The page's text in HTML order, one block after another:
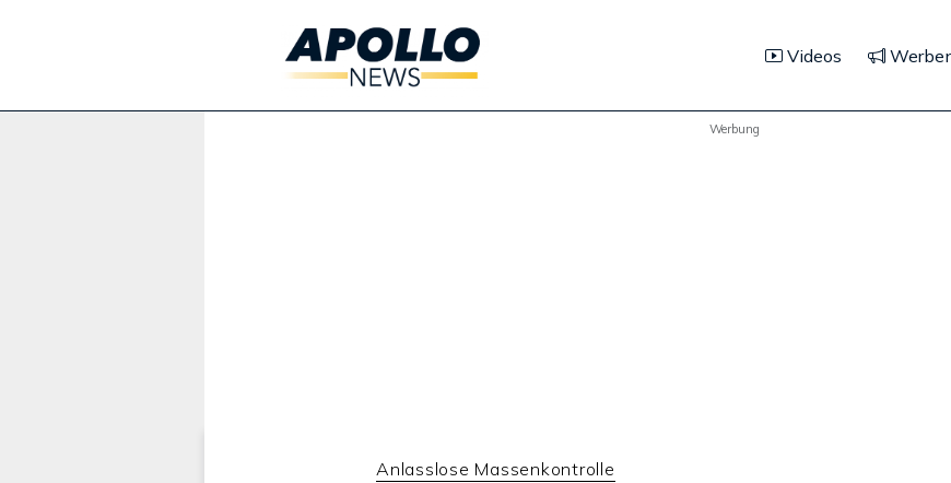
Videos
Werbung
Anlasslose Massenkontrolle